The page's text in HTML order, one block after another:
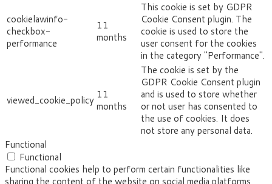
cookielawinfo-
checkbox-
performance
11
months
This cookie is set by GDPR
Cookie Consent plugin. The
cookie is used to store the
user consent for the cookies
in the category "Performance".
viewed_cookie_policy 11
months
The cookie is set by the
GDPR Cookie Consent plugin
and is used to store whether
or not user has consented to
the use of cookies. It does
not store any personal data.
Functional
Functional
Functional cookies help to perform certain functionalities like
sharing the content of the website on social media platforms,